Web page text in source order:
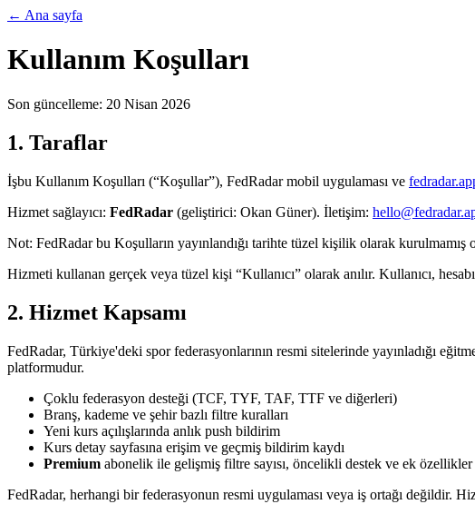
← Ana sayfa
Kullanım Koşulları
Son güncelleme: 20 Nisan 2026
1. Taraflar
İşbu Kullanım Koşulları (“Koşullar”), FedRadar mobil uygulaması ve
Hizmet sağlayıcı: FedRadar (geliştirici: Okan Güner). İletişim:
Not: FedRadar bu Koşulların yayınlandığı tarihte tüzel kişilik olarak kurulmamış
Hizmeti kullanan gerçek veya tüzel kişi “Kullanıcı” olarak anılır. Kullanıcı,
2. Hizmet Kapsamı
FedRadar, Türkiye'deki spor federasyonlarının resmi sitelerinde yayınladığı
platformudur.
Çoklu federasyon desteği (TCF, TYF, TAF, TTF ve diğerleri)
Branş, kademe ve şehir bazlı filtre kuralları
Yeni kurs açılışlarında anlık push bildirim
Kurs detay sayfasına erişim ve geçmiş bildirim kaydı
Premium abonelik ile gelişmiş filtre sayısı, öncelikli destek ve ek özellikler
FedRadar, herhangi bir federasyonun resmi uygulaması veya iş ortağı değildir.